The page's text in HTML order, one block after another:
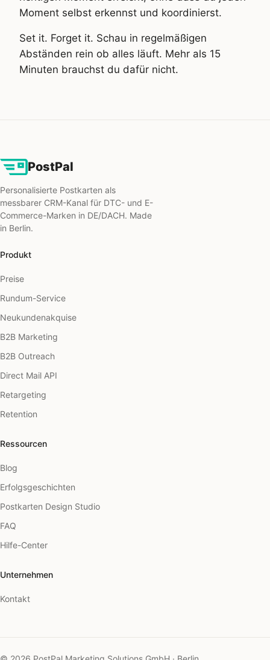
Moment selbst erkennst und koordinierst.
Set it. Forget it. Schau in regelmäßigen
Abständen rein ob alles läuft. Mehr als 15
Minuten brauchst du dafür nicht.
PostPal
Personalisierte Postkarten als
messbarer CRM-Kanal für DTC- und E-
Commerce-Marken in DE/DACH. Made
in Berlin.
Produkt
Preise
Rundum-Service
Neukundenakquise
B2B Marketing
B2B Outreach
Direct Mail API
Retargeting
Retention
Ressourcen
Blog
Erfolgsgeschichten
Postkarten Design Studio
FAQ
Hilfe-Center
Unternehmen
Kontakt